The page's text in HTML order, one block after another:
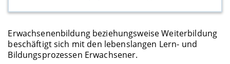
Erwachsenenbildung beziehungsweise Weiterbildung
beschäftigt sich mit den lebenslangen Lern- und
Bildungsprozessen Erwachsener.